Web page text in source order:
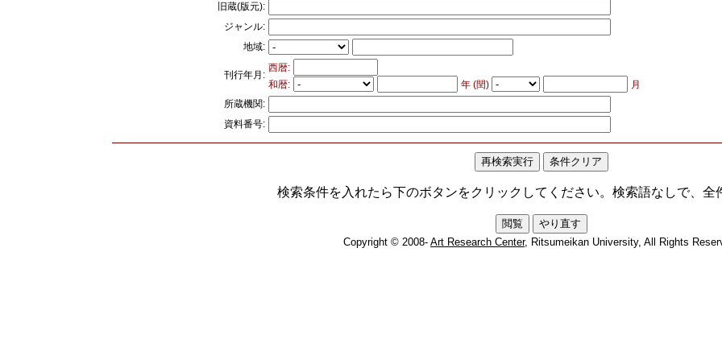
旧蔵(版元):
ジャンル:
地域:
刊行年月:
西暦:
和暦:
年 (閏)
月
所蔵機関:
資料番号:
検索条件を入れたら下のボタンをクリックしてください。検索語なしで、全
Copyright © 2008- Art Research Center, Ritsumeikan University, All Rights